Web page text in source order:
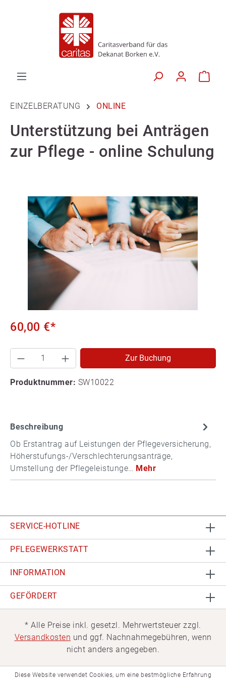
EINZELBERATUNG ONLINE
Unterstützung bei Anträgen
zur Pflege - online Schulung
60,00 €*
Zur Buchung
Produktnummer: SW10022
Beschreibung
Ob Erstantrag auf Leistungen der Pflegeversicherung,
Höherstufungs-/Verschlechterungsanträge,
Umstellung der Pflegeleistunge… Mehr
SERVICE-HOTLINE
PFLEGEWERKSTATT
INFORMATION
GEFÖRDERT
* Alle Preise inkl. gesetzl. Mehrwertsteuer zzgl.
Versandkosten und ggf. Nachnahmegebühren, wenn
nicht anders angegeben.
Diese Website verwendet Cookies, um eine bestmögliche Erfahrung